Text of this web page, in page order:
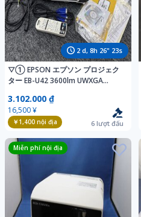
2 d, 8h 26" 22s
▽① EPSON エプソン プロジェク
ター EB-U42 3600lm UWXGA
3.102.000 ₫
16,500 ¥
￥1,400nội địa 6 lượt đấu
Miễn phí nội địa